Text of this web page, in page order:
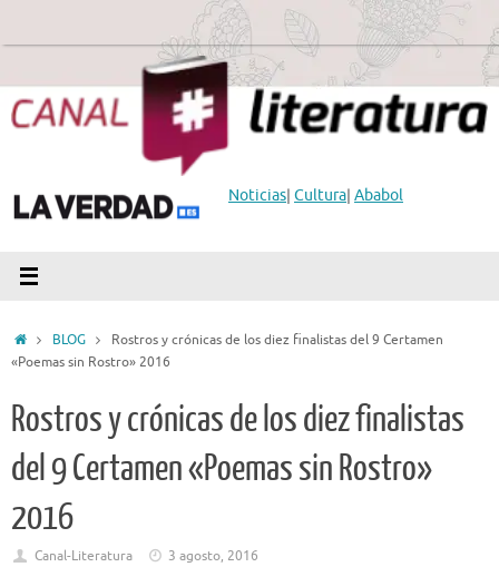
Noticias| Cultura| Ababol
InicioBLOG
Rostros y crónicas de los diez finalistas del 9 Certamen
«Poemas sin Rostro» 2016
Rostros y crónicas de los diez finalistas
del 9 Certamen «Poemas sin Rostro»
2016
Canal-Literatura
3 agosto, 2016